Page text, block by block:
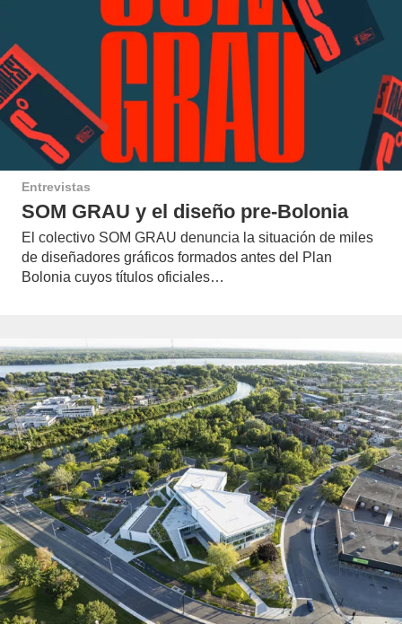
Entrevistas
SOM GRAU y el diseño pre-Bolonia
El colectivo SOM GRAU denuncia la situación de miles
de diseñadores gráficos formados antes del Plan
Bolonia cuyos títulos oficiales…